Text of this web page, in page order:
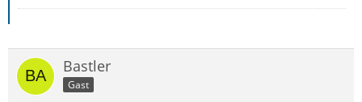
Bastler
Gast